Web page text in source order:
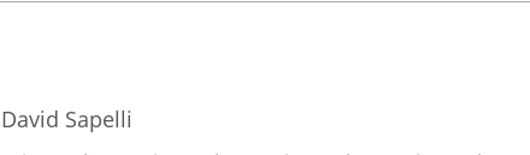
David Sapelli